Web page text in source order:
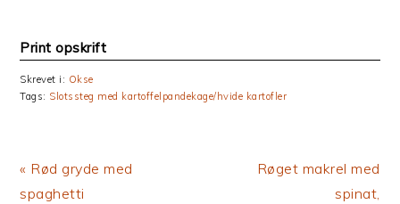
Print opskrift
Skrevet i: Okse
Tags: Slotssteg med kartoffelpandekage/hvide kartofler
Previous
Post:
« Rød gryde med
spaghetti
Next
Røget makrel med
spinat,